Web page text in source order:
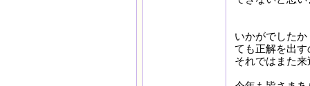
いかがでした
ても正解を出す
それではまた来